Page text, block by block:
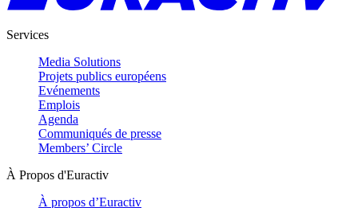
Services
Media Solutions
Projets publics européens
Evénements
Emplois
Agenda
Communiqués de presse
Members’ Circle
À Propos d'Euractiv
À propos d’Euractiv